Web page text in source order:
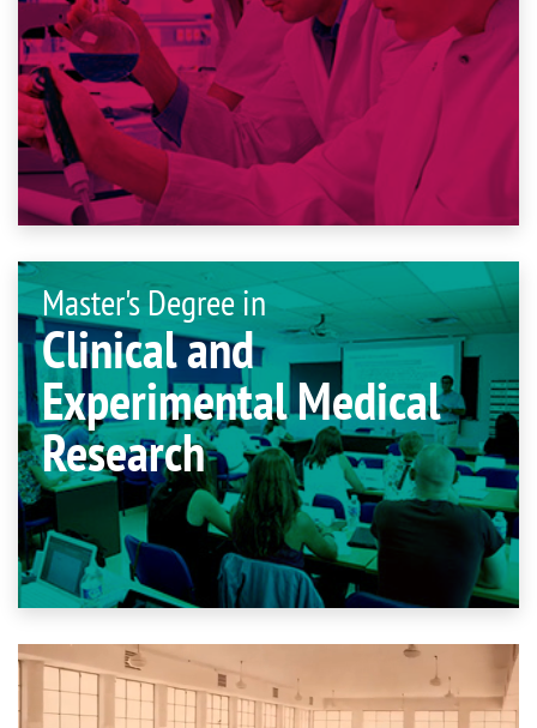
Master's Degree in
Clinical and
Experimental Medical
Research